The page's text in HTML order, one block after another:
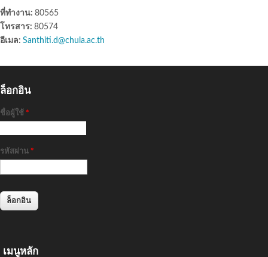
ที่ทำงาน: 80565
โทรสาร: 80574
อีเมล: Santhiti.d@chula.ac.th
ล็อกอิน
ชื่อผู้ใช้ *
รหัสผ่าน *
เมนูหลัก